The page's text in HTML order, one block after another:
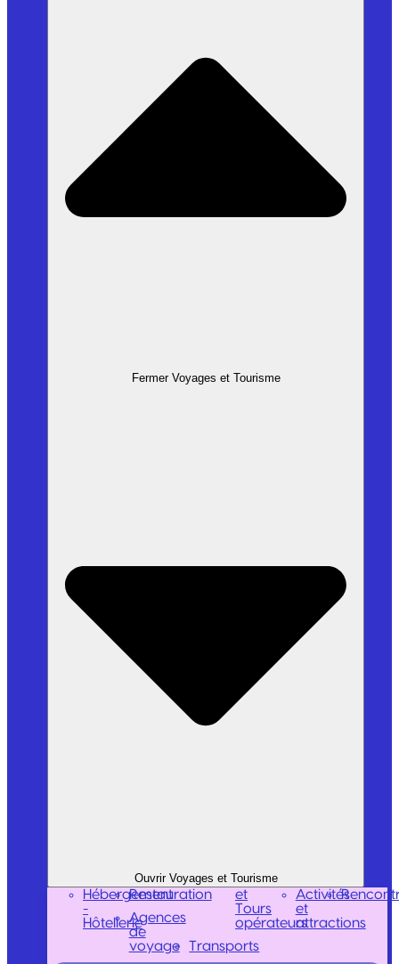
Fermer Voyages et Tourisme
Ouvrir Voyages et Tourisme
Hébergement
-
Hôtellerie
Restauration
Agences
de
voyage
et
Tours
opérateurs
Transports
Activités
et
attractions